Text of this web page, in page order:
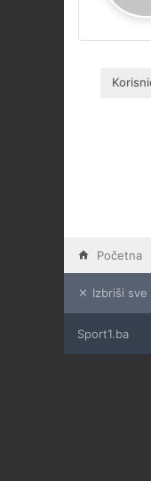
Početna
Izbriši sve
Sport1.ba